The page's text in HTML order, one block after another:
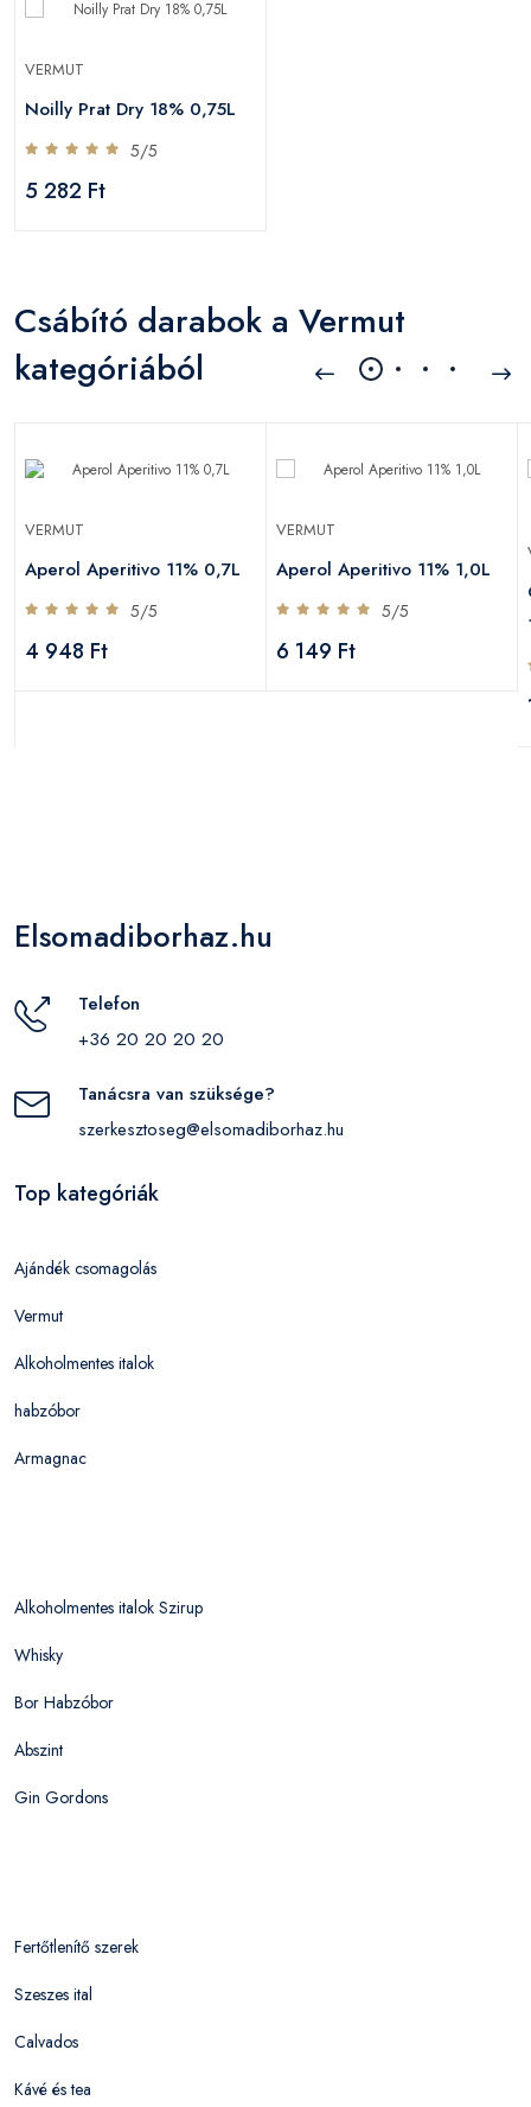
VERMUT
Noilly Prat Dry 18% 0,75L
5/5
5 282 Ft
Csábító darabok a Vermut
kategóriából
VERMUT
Aperol Aperitivo 11% 0,7L
5/5
4 948 Ft
VERMUT
Aperol Aperitivo 11% 1,0L
5/5
6 149 Ft
Elsomadiborhaz.hu
Telefon
+36 20 20 20 20
Tanácsra van szüksége?
szerkesztoseg@elsomadiborhaz.hu
Top kategóriák
Ajándék csomagolás
Vermut
Alkoholmentes italok
habzóbor
Armagnac
Alkoholmentes italok Szirup
Whisky
Bor Habzóbor
Abszint
Gin Gordons
Fertőtlenítő szerek
Szeszes ital
Calvados
Kávé és tea